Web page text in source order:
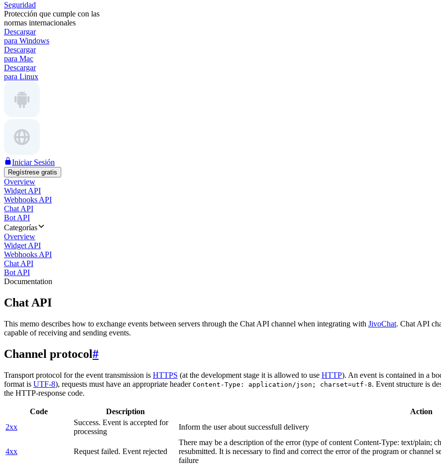
Seguridad
Protección que cumple con las
normas internacionales
Descargar
para Windows
Descargar
para Mac
Descargar
para Linux
Iniciar Sesión
Regístrese gratis
Overview
Widget API
Webhooks API
Chat API
Bot API
Categorías
Overview
Widget API
Webhooks API
Chat API
Bot API
Documentation
Chat API
This memo describes how to exchange events between servers through the Chat API channel when integrating with JivoChat. Chat API
capable of receiving and sending events.
Channel protocol#
Transport protocol for the event transmission is HTTPS (at the development stage it is allowed to use HTTP). An event is contained in a
format is UTF-8), requests must have an appropriate header Content-Type: application/json; charset=utf-8. Event structure is
the HTTP-response code.
Code Description
Action
2xx
Success. Event is accepted for
processing
Inform the user about successfull delivery
4xx Request failed. Event rejected
There may be a description of the error (type of content Content-Type: text/plain;
resubmitted. It is necessary to find and correct the error of the program or channel
failure